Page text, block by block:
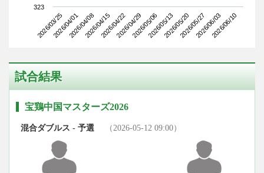
2026/03/252026/04/012026/04/082026/04/152026/04/222026/04/292026/05/062026/05/132026/05/202026/05/272026/06/032026/06/10
323
試合結果
宝鶏中国マスターズ2026
混合ダブルス - 予選 （2026-05-12 09:00）